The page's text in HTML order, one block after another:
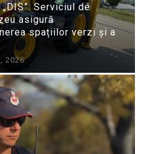
Serviciul de
asigură
spațiilor verzi și a
2026